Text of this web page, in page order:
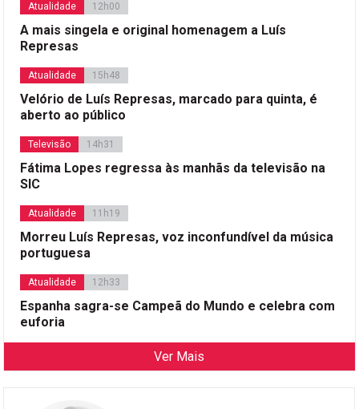
Atualidade 12h00
A mais singela e original homenagem a Luís
Represas
Atualidade 15h48
Velório de Luís Represas, marcado para quinta, é
aberto ao público
Televisão 14h31
Fátima Lopes regressa às manhãs da televisão na
SIC
Atualidade 11h19
Morreu Luís Represas, voz inconfundível da música
portuguesa
Atualidade 12h33
Espanha sagra-se Campeã do Mundo e celebra com
euforia
Ver Mais